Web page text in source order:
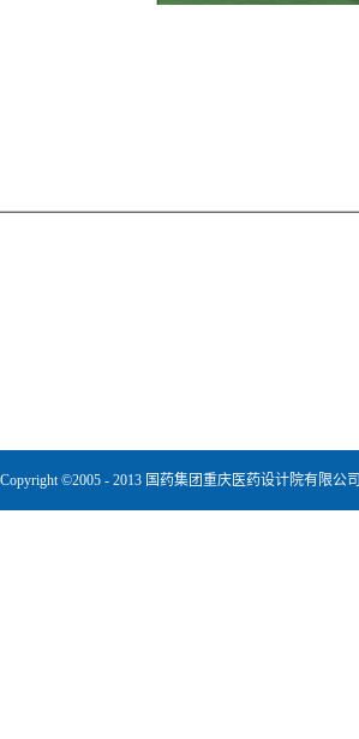
Copyright ©2005 - 2013 国药集团重庆医药设计院有限公司